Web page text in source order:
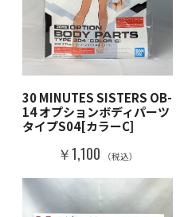
30 MINUTES SISTERS OB-
14 オプションボディパーツ
タイプS04[カラーC]
￥1,100 （税込）